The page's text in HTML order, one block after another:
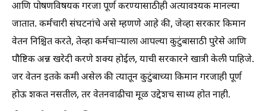
आणि पोषणविषयक गरजा पूर्ण करण्यासाठीही अत्यावश्यक मानल्या
जातात. कर्मचारी संघटनांचे असे म्हणणे आहे की, जेव्हा सरकार किमान
वेतन निश्चित करते, तेव्हा कर्मचाऱ्याला आपल्या कुटुंबासाठी पुरेसे आणि
पौष्टिक अन्न खरेदी करणे शक्य होईल, याची सरकारने खात्री केली पाहिजे.
जर वेतन इतके कमी असेल की त्यातून कुटुंबाच्या किमान गरजाही पूर्ण
होऊ शकत नसतील, तर वेतनवाढीचा मूळ उद्देशच साध्य होत नाही.